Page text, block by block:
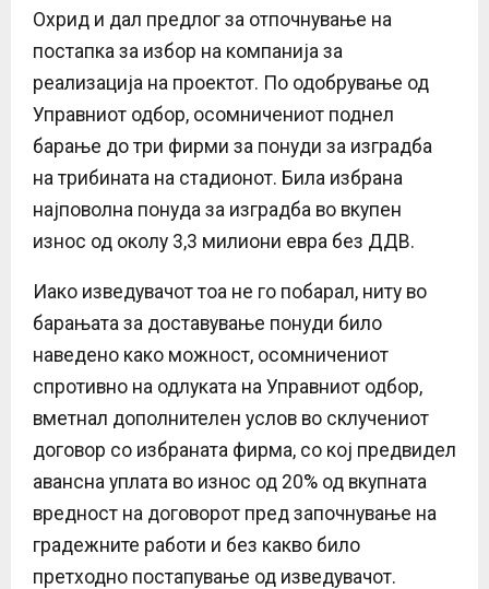
Охрид и дал предлог за отпочнување на
постапка за избор на компанија за
реализација на проектот. По одобрување од
Управниот одбор, осомничениот поднел
барање до три фирми за понуди за изградба
на трибината на стадионот. Била избрана
најповолна понуда за изградба во вкупен
износ од околу 3,3 милиони евра без ДДВ.
Иако изведувачот тоа не го побарал, ниту во
барањата за доставување понуди било
наведено како можност, осомничениот
спротивно на одлуката на Управниот одбор,
вметнал дополнителен услов во склучениот
договор со избраната фирма, со кој предвидел
авансна уплата во износ од 20% од вкупната
вредност на договорот пред започнување на
градежните работи и без какво било
претходно постапување од изведувачот.